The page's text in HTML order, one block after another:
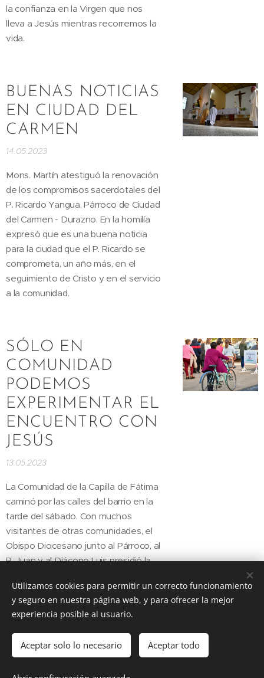
la confianza en la Virgen que nos
lleva a Jesús mientras recorremos la
vida.
BUENAS NOTICIAS
EN CIUDAD DEL
CARMEN
14.05.2023
Mons. Martín atestiguó la renovación
de los compromisos sacerdotales del
P. Ricardo Yangua, Párroco de Ciudad
del Carmen - Durazno. En la homilía
expresó que es una buena noticia
para la ciudad que el P. Ricardo se
comprometa, un año más, en el
seguimiento de Cristo y en el servicio
a la comunidad.
SÓLO EN
COMUNIDAD
PODEMOS
EXPERIMENTAR EL
ENCUENTRO CON
JESÚS
13.05.2023
La Comunidad de la Capilla de Fátima
caminó por las calles del barrio en la
tarde del sábado. Con muchos
visitantes de otras comunidades, el
Obispo Diocesano junto al Párroco, al
P. Juan y al Diácono Luis presidió la
Artículos recientes Artículos antiguos
Utilizamos cookies para permitir un correcto funcionamiento
y seguro en nuestra página web, y para ofrecer la mejor
experiencia posible al usuario.
Aceptar solo lo necesario Aceptar todo